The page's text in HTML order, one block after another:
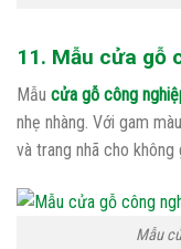
11. Mẫu cửa gỗ
Mẫu cửa gỗ công
nhẹ nhàng. Với gam
và trang nhã cho không
Mẫu